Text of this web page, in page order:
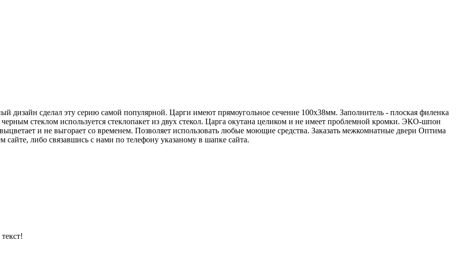
сделал эту серию самой популярной. Царги имеют прямоугольное сечение 100х38мм. Заполнитель - плоская филенка
стеклом используется стеклопакет из двух стекол. Царга окутана целиком и не имеет проблемной кромки. ЭКО-шпон
и не выгорает со временем. Позволяет использовать любые моющие средства. Заказать межкомнатные двери Оптима
либо связавшись с нами по телефону указаному в шапке сайта.